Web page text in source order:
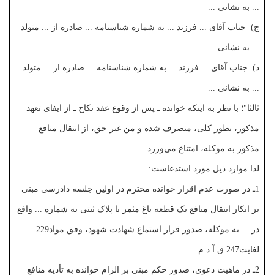
... به نشانی ...
ج) جناب آقای ... فرزند ... به شماره شناسنامه ... صادره از ... متولد
... به نشانی ...
د) جناب آقای ... فرزند ... به شماره شناسنامه ... صادره از ... متولد
... به نشانی ...
ثالثا"؛ با نظر به اینکه خوانده ـ پس از وقوع عقد نکاح ـ از ایفای تعهد
مذکور، بطور کلی، منصرف شده و من غیر حق، از انتقال منافع
مذکور به موکله، امتناع می‌ورزد.
لذا موارد ذیل مورد استدعاست:
1ـ در صورت عدم اقرار خوانده محترم در اولین جلسه دادرسی مبنی
بر انکار انتقال منافع یک قطعه باغ مثمر با پلاک ثبتی به شماره ... واقع
در ... به موکله، صدور قرار استماع شهادت شهود، وفق مواد229
لغایت247 ق.آ.د.م
2ـ در ماهیت دعوی، صدور حکم مبنی بر الزام خوانده به تأدیه منافع